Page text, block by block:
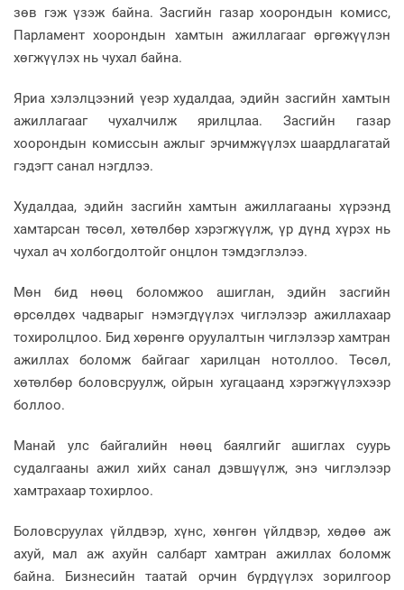
зөв гэж үзэж байна. Засгийн газар хоорондын комисс,
Парламент хоорондын хамтын ажиллагааг өргөжүүлэн
хөгжүүлэх нь чухал байна.
Яриа хэлэлцээний үеэр худалдаа, эдийн засгийн хамтын
ажиллагааг чухалчилж ярилцлаа. Засгийн газар
хоорондын комиссын ажлыг эрчимжүүлэх шаардлагатай
гэдэгт санал нэгдлээ.
Худалдаа, эдийн засгийн хамтын ажиллагааны хүрээнд
хамтарсан төсөл, хөтөлбөр хэрэгжүүлж, үр дүнд хүрэх нь
чухал ач холбогдолтойг онцлон тэмдэглэлээ.
Мөн бид нөөц боломжоо ашиглан, эдийн засгийн
өрсөлдөх чадварыг нэмэгдүүлэх чиглэлээр ажиллахаар
тохиролцлоо. Бид хөрөнгө оруулалтын чиглэлээр хамтран
ажиллах боломж байгааг харилцан нотоллоо. Төсөл,
хөтөлбөр боловсруулж, ойрын хугацаанд хэрэгжүүлэхээр
боллоо.
Манай улс байгалийн нөөц баялгийг ашиглах суурь
судалгааны ажил хийх санал дэвшүүлж, энэ чиглэлээр
хамтрахаар тохирлоо.
Боловсруулах үйлдвэр, хүнс, хөнгөн үйлдвэр, хөдөө аж
ахуй, мал аж ахуйн салбарт хамтран ажиллах боломж
байна. Бизнесийн таатай орчин бүрдүүлэх зорилгоор